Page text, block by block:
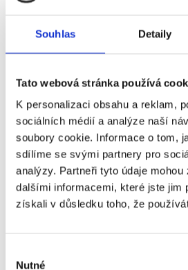
Souhlas Detaily
Tato webová stránka používá
K personalizaci obsahu a reklam,
sociálních médií a analýze naší
soubory cookie. Informace o tom,
sdílíme se svými partnery pro
analýzy. Partneři tyto údaje mohou
dalšími informacemi, které jste jim
získali v důsledku toho, že
Nutné
funkce
parkování sklep výtah
cena
49 000 Kč